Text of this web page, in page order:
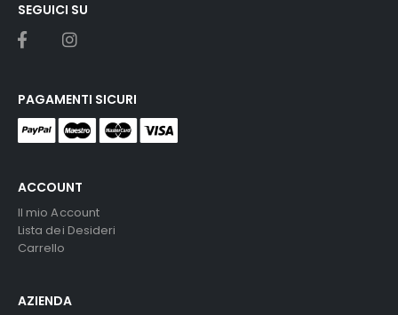
ACCOUNT
Il mio Account
Lista dei Desideri
Carrello
AZIENDA
SEGUICI SU
PAGAMENTI SICURI